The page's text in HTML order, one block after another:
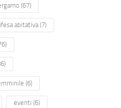
(67)
abitativa(7)
(6)
eventi (6)